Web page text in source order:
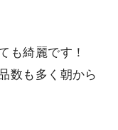
も綺麗です！
数も多く朝から